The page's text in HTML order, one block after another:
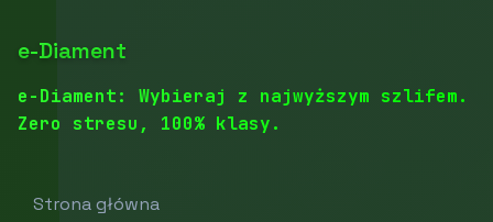
e-Diament
e-Diament: Wybieraj z najwyższym szlifem.
Zero stresu, 100% klasy.
Strona główna